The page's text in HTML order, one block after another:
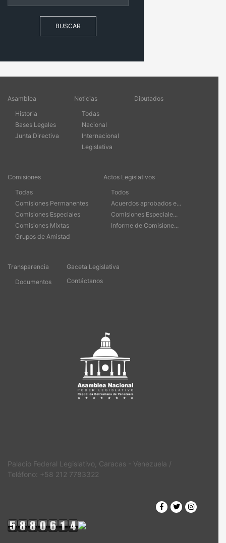
BUSCAR
Asamblea
Historia
Bases Legales
Junta Directiva
Noticias
Todas
Nacional
Internacional
Legislativa
Diputados
Comisiones
Todas
Comisiones Permanentes
Comisiones Especiales
Comisiones Mixtas
Grupos de Amistad
Actos Legislativos
Todos
Acuerdos aprobados e...
Comisiones Especiale...
Informe de Comisione...
Transparencia
Documentos
Gaceta Legislativa
Contáctanos
Palacio Federal Legislativo, Caracas - Venezuela /
Teléfono: +58 212 7783322